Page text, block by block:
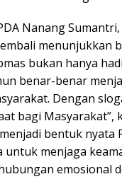
Nanang Sumantri,
menunjukkan
bukan hanya
benar-benar
Dengan
bagi Masyarakat”,
bentuk nyata
untuk menjaga
emosional